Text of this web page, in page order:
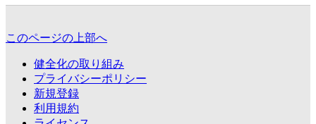
このページの上部へ
健全化の取り組み
プライバシーポリシー
新規登録
利用規約